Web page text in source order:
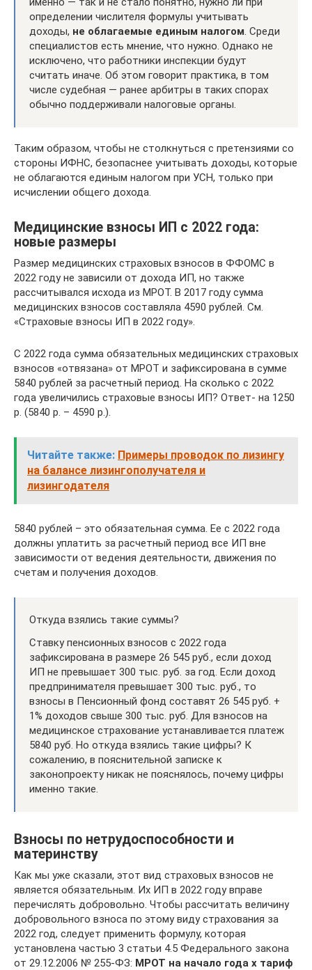
определении числителя формулы учитывать
доходы, не облагаемые единым налогом. Среди
специалистов есть мнение, что нужно. Однако не
исключено, что работники инспекции будут
считать иначе. Об этом говорит практика, в том
числе судебная — ранее арбитры в таких спорах
обычно поддерживали налоговые органы.
Таким образом, чтобы не столкнуться с претензиями со
стороны ИФНС, безопаснее учитывать доходы, которые
не облагаются единым налогом при УСН, только при
исчислении общего дохода.
Медицинские взносы ИП с 2022 года:
новые размеры
Размер медицинских страховых взносов в ФФОМС в
2022 году не зависили от дохода ИП, но также
рассчитывался исхода из МРОТ. В 2017 году сумма
медицинских взносов составляла 4590 рублей. См.
«Страховые взносы ИП в 2022 году».
С 2022 года сумма обязательных медицинских страховых
взносов «отвязана» от МРОТ и зафиксирована в сумме
5840 рублей за расчетный период. На сколько с 2022
года увеличились страховые взносы ИП? Ответ- на 1250
р. (5840 р. – 4590 р.).
Читайте также: Примеры проводок по лизингу
на балансе лизингополучателя и
лизингодателя
5840 рублей – это обязательная сумма. Ее с 2022 года
должны уплатить за расчетный период все ИП вне
зависимости от ведения деятельности, движения по
счетам и получения доходов.
Откуда взялись такие суммы?
Ставку пенсионных взносов с 2022 года
зафиксирована в размере 26 545 руб., если доход
ИП не превышает 300 тыс. руб. за год. Если доход
предпринимателя превышает 300 тыс. руб., то
взносы в Пенсионный фонд составят 26 545 руб. +
1% доходов свыше 300 тыс. руб. Для взносов на
медицинское страхование устанавливается платеж
5840 руб. Но откуда взялись такие цифры? К
сожалению, в пояснительной записке к
законопроекту никак не пояснялось, почему цифры
именно такие.
Взносы по нетрудоспособности и
материнству
Как мы уже сказали, этот вид страховых взносов не
является обязательным. Их ИП в 2022 году вправе
перечислять добровольно. Чтобы рассчитать величину
добровольного взноса по этому виду страхования за
2022 год, следует применить формулу, которая
установлена частью 3 статьи 4.5 Федерального закона
от 29.12.2006 № 255-ФЗ: МРОТ на начало года x тариф